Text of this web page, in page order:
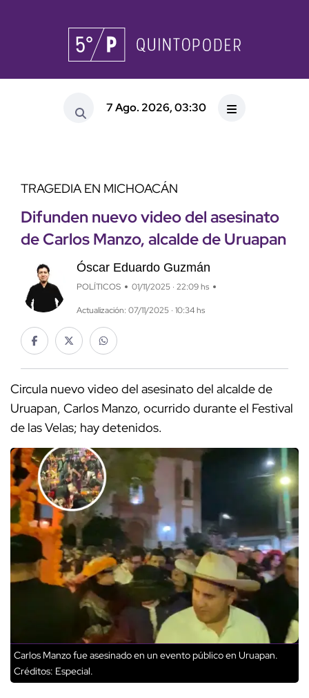
7 Ago. 2026, 03:30
TRAGEDIA EN MICHOACÁN
Difunden nuevo video del asesinato
de Carlos Manzo, alcalde de Uruapan
Óscar Eduardo Guzmán
POLÍTICOS 01/11/2025 · 22:09 hs
Actualización: 07/11/2025 · 10:34 hs
Circula nuevo video del asesinato del alcalde de
Uruapan, Carlos Manzo, ocurrido durante el Festival
de las Velas; hay detenidos.
Carlos Manzo fue asesinado en un evento público en Uruapan.
Créditos: Especial.